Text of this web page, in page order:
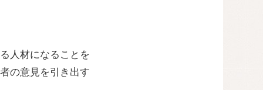
人材になることを
の意見を引き出す